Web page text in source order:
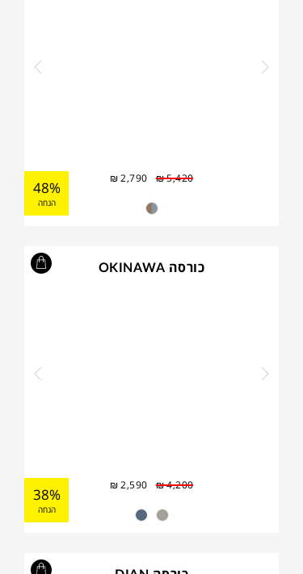
₪5,420
₪2,790
48%
הנחה
כורסה OKINAWA
₪4,200
₪2,590
38%
הנחה